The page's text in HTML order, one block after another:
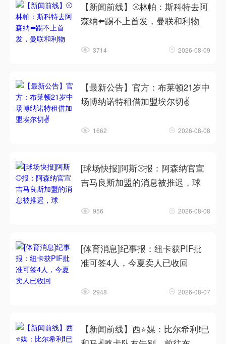
【新闻前线】⚾林帕：斯科特去阿
森纳⬅️踢不上首发，曼联和利物
3714 2026-08-09
【最新公告】官方：布莱顿21岁中
场博纳诺特租借加盟埃尔切✌️
1662 2026-08-08
[球场快报]阿斯⚾报：阿森纳官宣
吉马良斯加盟的消息被推迟，球
956 2026-08-08
[体育消息]纪事报：纽卡获PIF批
准可签4人，今夏卖人已收回
2948 2026-08-07
【新闻前线】西⭐媒：比尔希利❗已